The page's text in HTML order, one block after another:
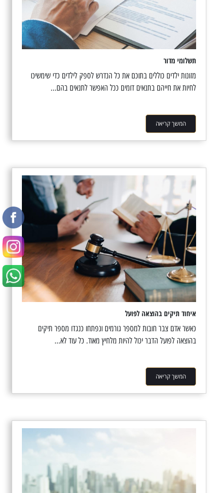
תשלומי מדור
מזונות ילדים כוללים בתוכם את כל הנדרש לספק לילדים כדי שימשיכו
לחיות את חייהם בתנאים דומים ככל האפשר לתנאים בהם...
המשך קריאה
איחוד תיקים בהוצאה לפועל
כאשר אדם צבר חובות למספר גורמים ונפתחו כנגדו מספר תיקים
בהוצאה לפועל הדבר יכול להיות מלחיץ מאוד. כל עוד לא...
המשך קריאה